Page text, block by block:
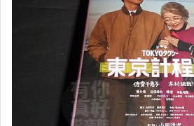
歐美電影【DVD】喜劇
歐美電影【DVD】奇幻.科幻
歐美電影【DVD】戰爭.災難
歐美電影【DVD】古裝.西部片